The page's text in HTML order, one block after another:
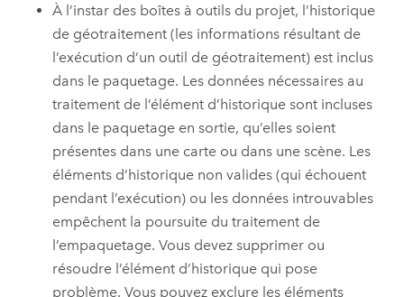
À l’instar des boîtes à outils du projet, l’historique
de géotraitement (les informations résultant de
l’exécution d’un outil de géotraitement) est inclus
dans le paquetage. Les données nécessaires au
traitement de l’élément d’historique sont incluses
dans le paquetage en sortie, qu’elles soient
présentes dans une carte ou dans une scène. Les
éléments d’historique non valides (qui échouent
pendant l’exécution) ou les données introuvables
empêchent la poursuite du traitement de
l’empaquetage. Vous devez supprimer ou
résoudre l’élément d’historique qui pose
problème. Vous pouvez exclure les éléments